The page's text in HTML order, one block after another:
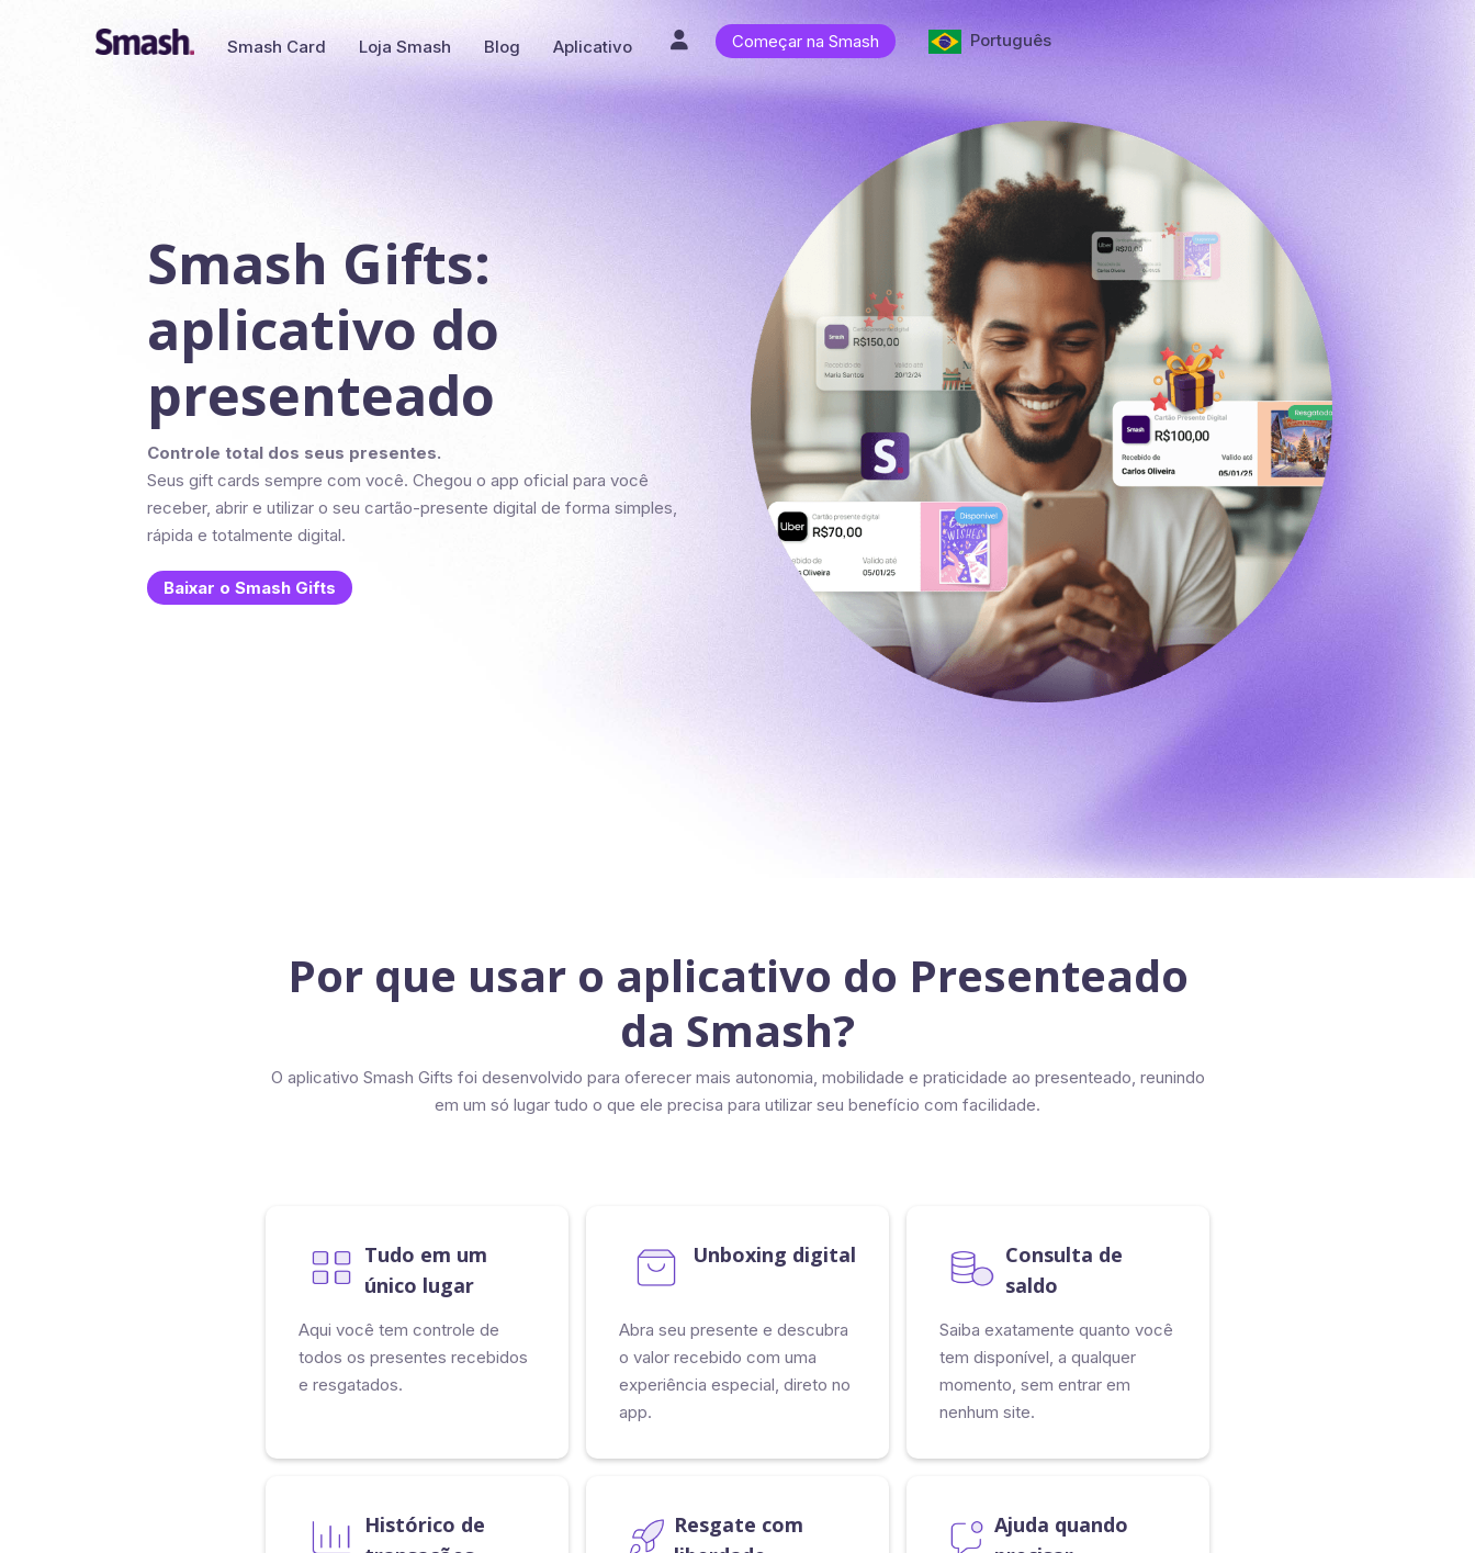
Smash Card Loja Smash Blog Aplicativo Começar na Smash
 Português
Smash Gifts:
aplicativo do
presenteado
Controle total dos seus presentes.
Seus gift cards sempre com você. Chegou o app oficial para você
receber, abrir e utilizar o seu cartão-presente digital de forma simples,
rápida e totalmente digital.
Baixar o Smash Gifts
Por que usar o aplicativo do Presenteado
da Smash?
O aplicativo Smash Gifts foi desenvolvido para oferecer mais autonomia, mobilidade e praticidade ao presenteado, reunindo
em um só lugar tudo o que ele precisa para utilizar seu benefício com facilidade.
Tudo em um
único lugar
Aqui você tem controle de
todos os presentes recebidos
e resgatados.
Unboxing digital
Abra seu presente e descubra
o valor recebido com uma
experiência especial, direto no
app.
Consulta de
saldo
Saiba exatamente quanto você
tem disponível, a qualquer
momento, sem entrar em
nenhum site.
Histórico de
Resgate com
Ajuda quando